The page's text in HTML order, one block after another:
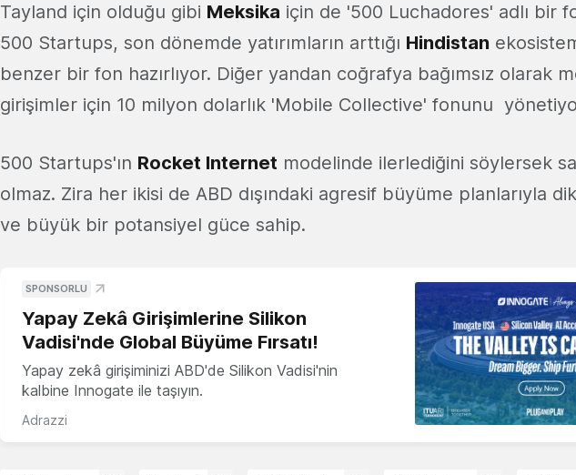
Tayland için olduğu gibi Meksika için de '500 Luchadores' adlı bir
500 Startups, son dönemde yatırımların arttığı Hindistan
benzer bir fon hazırlıyor. Diğer yandan coğrafya bağımsız olarak
girişimler için 10 milyon dolarlık 'Mobile Collective' fonunu
500 Startups'ın Rocket Internet modelinde ilerlediğini söylersek
olmaz. Zira her ikisi de ABD dışındaki agresif büyüme planlarıyla
ve büyük bir potansiyel güce sahip.
SPONSORLU
Yapay Zekâ Girişimlerine Silikon
Vadisi'nde Global Büyüme Fırsatı!
Yapay zekâ girişiminizi ABD'de Silikon Vadisi'nin
kalbine Innogate ile taşıyın.
Adrazzi